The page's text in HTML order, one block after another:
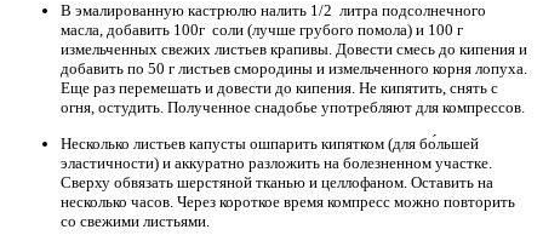
В эмалированную кастрюлю налить 1/2 литра подсолнечного
масла, добавить 100г соли (лучше грубого помола) и 100 г
измельченных свежих листьев крапивы. Довести смесь до кипения и
добавить по 50 г листьев смородины и измельченного корня лопуха.
Еще раз перемешать и довести до кипения. Не кипятить, снять с
огня, остудить. Полученное снадобье употребляют для компрессов.
Несколько листьев капусты ошпарить кипятком (для бо́льшей
эластичности) и аккуратно разложить на болезненном участке.
Сверху обвязать шерстяной тканью и целлофаном. Оставить на
несколько часов. Через короткое время компресс можно повторить
со свежими листьями.